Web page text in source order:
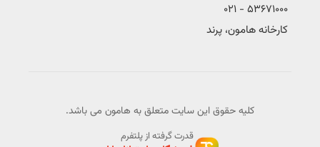
53671000 - 021
کارخانه هامون، پرند
کلیه حقوق این سایت متعلق به هامون می باشد.
قدرت گرفته از پلتفرم